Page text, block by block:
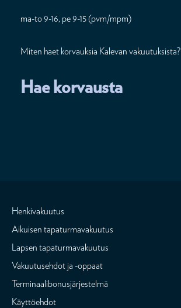
ma-to 9-16, pe 9-15 (pvm/mpm)
Miten haet korvauksia Kalevan vakuutuksista?
Hae korvausta
Henkivakuutus
Aikuisen tapaturmavakuutus
Lapsen tapaturmavakuutus
Vakuutusehdot ja -oppaat
Terminaalibonusjärjestelmä
Käyttöehdot